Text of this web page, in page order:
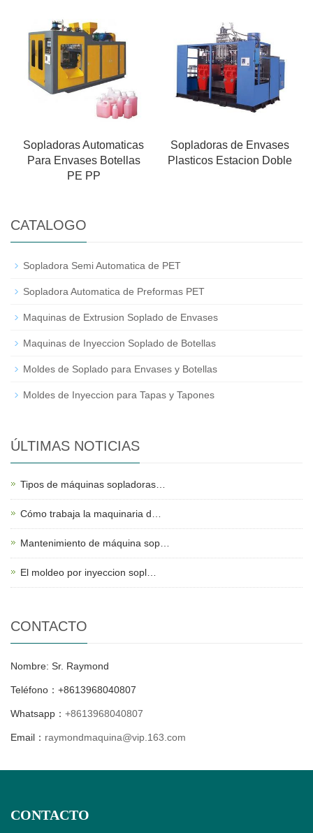
Sopladoras Automaticas
Para Envases Botellas
PE PP
Sopladoras de Envases
Plasticos Estacion Doble
CATALOGO
Sopladora Semi Automatica de PET
Sopladora Automatica de Preformas PET
Maquinas de Extrusion Soplado de Envases
Maquinas de Inyeccion Soplado de Botellas
Moldes de Soplado para Envases y Botellas
Moldes de Inyeccion para Tapas y Tapones
ÚLTIMAS NOTICIAS
Tipos de máquinas sopladoras…
Cómo trabaja la maquinaria d…
Mantenimiento de máquina sop…
El moldeo por inyeccion sopl…
CONTACTO
Nombre: Sr. Raymond
Teléfono：+8613968040807
Whatsapp： +8613968040807
Email： raymondmaquina@vip.163.com
CONTACTO